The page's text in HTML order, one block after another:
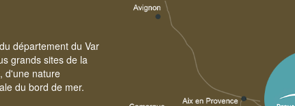
département du Var
grands sites de la
d'une nature
du bord de mer.